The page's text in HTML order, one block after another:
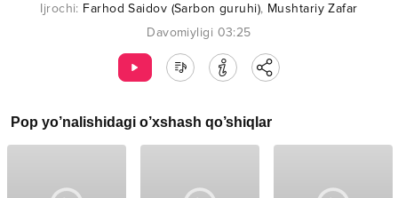
Ijrochi: Farhod Saidov (Sarbon guruhi), Mushtariy Zafar
Davomiyligi 03:25
Pop yo’nalishidagi o’xshash qo’shiqlar